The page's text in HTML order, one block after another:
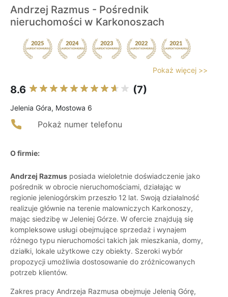
Andrzej Razmus - Pośrednik
nieruchomości w Karkonoszach
Pokaż więcej >>
8.6 (7)
Jelenia Góra, Mostowa 6
Pokaż numer telefonu
O firmie:
Andrzej Razmus posiada wieloletnie doświadczenie jako
pośrednik w obrocie nieruchomościami, działając w
regionie jeleniogórskim przeszło 12 lat. Swoją działalność
realizuje głównie na terenie malowniczych Karkonoszy,
mając siedzibę w Jeleniej Górze. W ofercie znajdują się
kompleksowe usługi obejmujące sprzedaż i wynajem
różnego typu nieruchomości takich jak mieszkania, domy,
działki, lokale użytkowe czy obiekty. Szeroki wybór
propozycji umożliwia dostosowanie do zróżnicowanych
potrzeb klientów.
Zakres pracy Andrzeja Razmusa obejmuje Jelenią Górę,